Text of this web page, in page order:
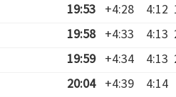
19:53 +4:28 4:12
19:58 +4:33 4:13
19:59 +4:34 4:13
20:04 +4:39 4:14